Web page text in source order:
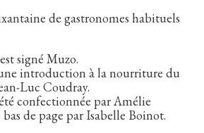
de gastronomes habituels
signé Muzo.
introduction à la nourriture du
Luc Coudray.
confectionnée par Amélie
de page par Isabelle Boinot.